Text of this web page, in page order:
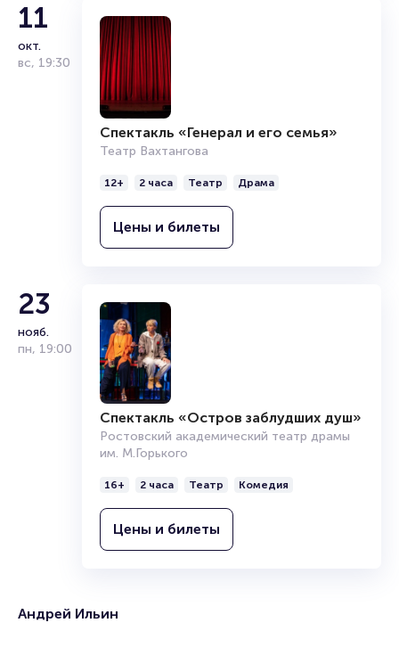
11
окт.
вс, 19:30
Спектакль «Генерал и его семья»
Театр Вахтангова
12+ 2 часа Театр Драма
Цены и билеты
23
нояб.
пн, 19:00
Спектакль «Остров заблудших душ»
Ростовский академический театр драмы
им. М.Горького
16+ 2 часа Театр Комедия
Цены и билеты
Андрей Ильин